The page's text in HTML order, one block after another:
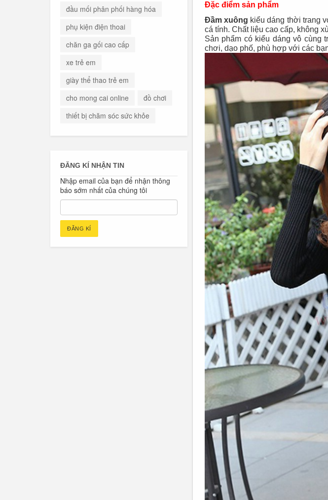
Đặc điểm sản phẩm
Đầm xuông kiểu dáng thời trang
cá tính. Chất liệu cao cấp, không
Sản phẩm có kiểu dáng vô cùng
chơi, dạo phố, phù hợp với các
đầu mối phân phối hàng hóa
phụ kiện điện thoai
chăn ga gối cao cấp
xe trẻ em
giày thể thao trẻ em
cho mong cai online
đồ chơi
thiết bị chăm sóc sức khỏe
ĐĂNG KÍ NHẬN TIN
Nhập email của bạn để nhận thông
báo sớm nhất của chúng tôi